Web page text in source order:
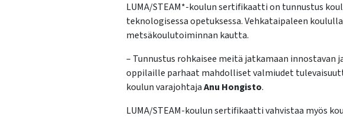
LUMA/STEAM*-koulun sertifikaatti on tunnustus
teknologisessa opetuksessa. Vehkataipaleen
metsäkoulutoiminnan kautta.
– Tunnustus rohkaisee meitä jatkamaan
oppilaille parhaat mahdolliset valmiudet
koulun varajohtajaAnu Hongisto.
LUMA/STEAM-koulun sertifikaatti vahvistaa myös